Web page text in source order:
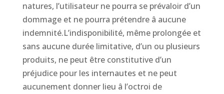
natures, l’utilisateur ne pourra se prévaloir d’un
dommage et ne pourra prétendre â aucune
indemnité.L’indisponibilité, même prolongée et
sans aucune durée limitative, d’un ou plusieurs
produits, ne peut être constitutive d’un
préjudice pour les internautes et ne peut
aucunement donner lieu â l’octroi de